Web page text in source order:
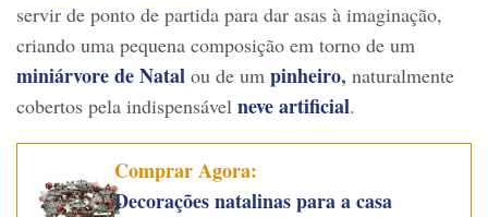
servir de ponto de partida para dar asas à imaginação,
criando uma pequena composição em torno de um
miniárvore de Natal ou de um pinheiro, naturalmente
cobertos pela indispensável neve artificial.
Comprar Agora:
Decorações natalinas para a casa